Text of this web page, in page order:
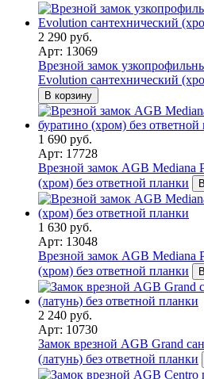
2 290 руб.
Арт: 13069
Врезной замок
Evolution сантехнический
В корзину
1 690 руб.
Арт: 17728
Врезной замок AGB Mediana
(хром) без ответной планки
1 630 руб.
Арт: 13048
Врезной замок AGB Mediana
(хром) без ответной планки
2 240 руб.
Арт: 10730
Замок врезной AGB Grand
(латунь) без ответной планки